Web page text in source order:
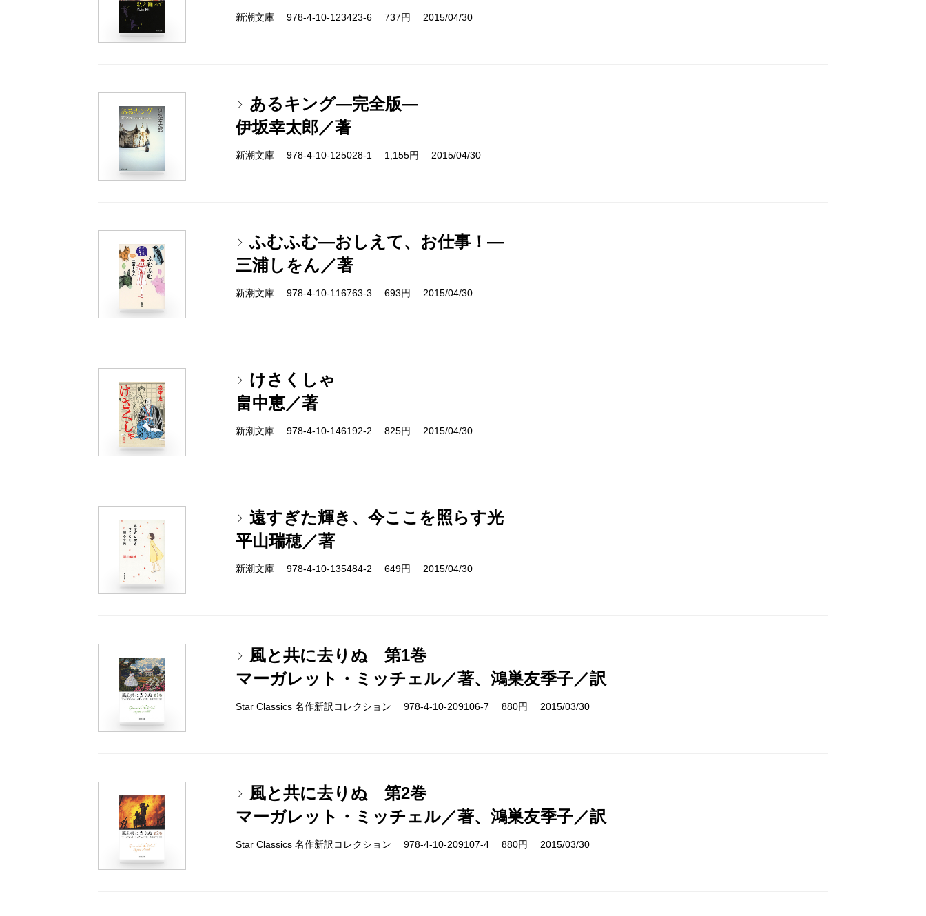
新潮文庫 978-4-10-123423-6 737円 2015/04/30
あるキング―完全版―
伊坂幸太郎／著
新潮文庫 978-4-10-125028-1 1,155円 2015/04/30
ふむふむ―おしえて、お仕事！―
三浦しをん／著
新潮文庫 978-4-10-116763-3 693円 2015/04/30
けさくしゃ
畠中恵／著
新潮文庫 978-4-10-146192-2 825円 2015/04/30
遠すぎた輝き、今ここを照らす光
平山瑞穂／著
新潮文庫 978-4-10-135484-2 649円 2015/04/30
風と共に去りぬ 第1巻
マーガレット・ミッチェル／著、鴻巣友季子／訳
Star Classics 名作新訳コレクション 978-4-10-209106-7 880円 2015/03/30
風と共に去りぬ 第2巻
マーガレット・ミッチェル／著、鴻巣友季子／訳
Star Classics 名作新訳コレクション 978-4-10-209107-4 880円 2015/03/30